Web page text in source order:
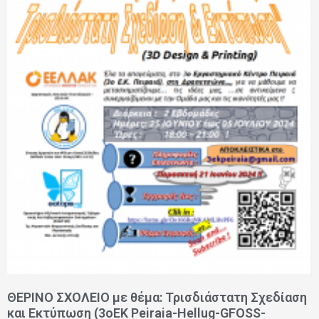
ΘΕΡΙΝΟ ΣΧΟΛΕΙΟ με θέμα: Τρισδιάστατη Σχεδίαση
και Εκτύπωση (3oEK Peiraia-Hellug-GFOSS-